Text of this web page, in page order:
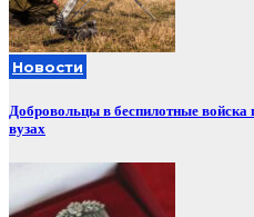
Новости
Добровольцы в беспилотные войска
вузах